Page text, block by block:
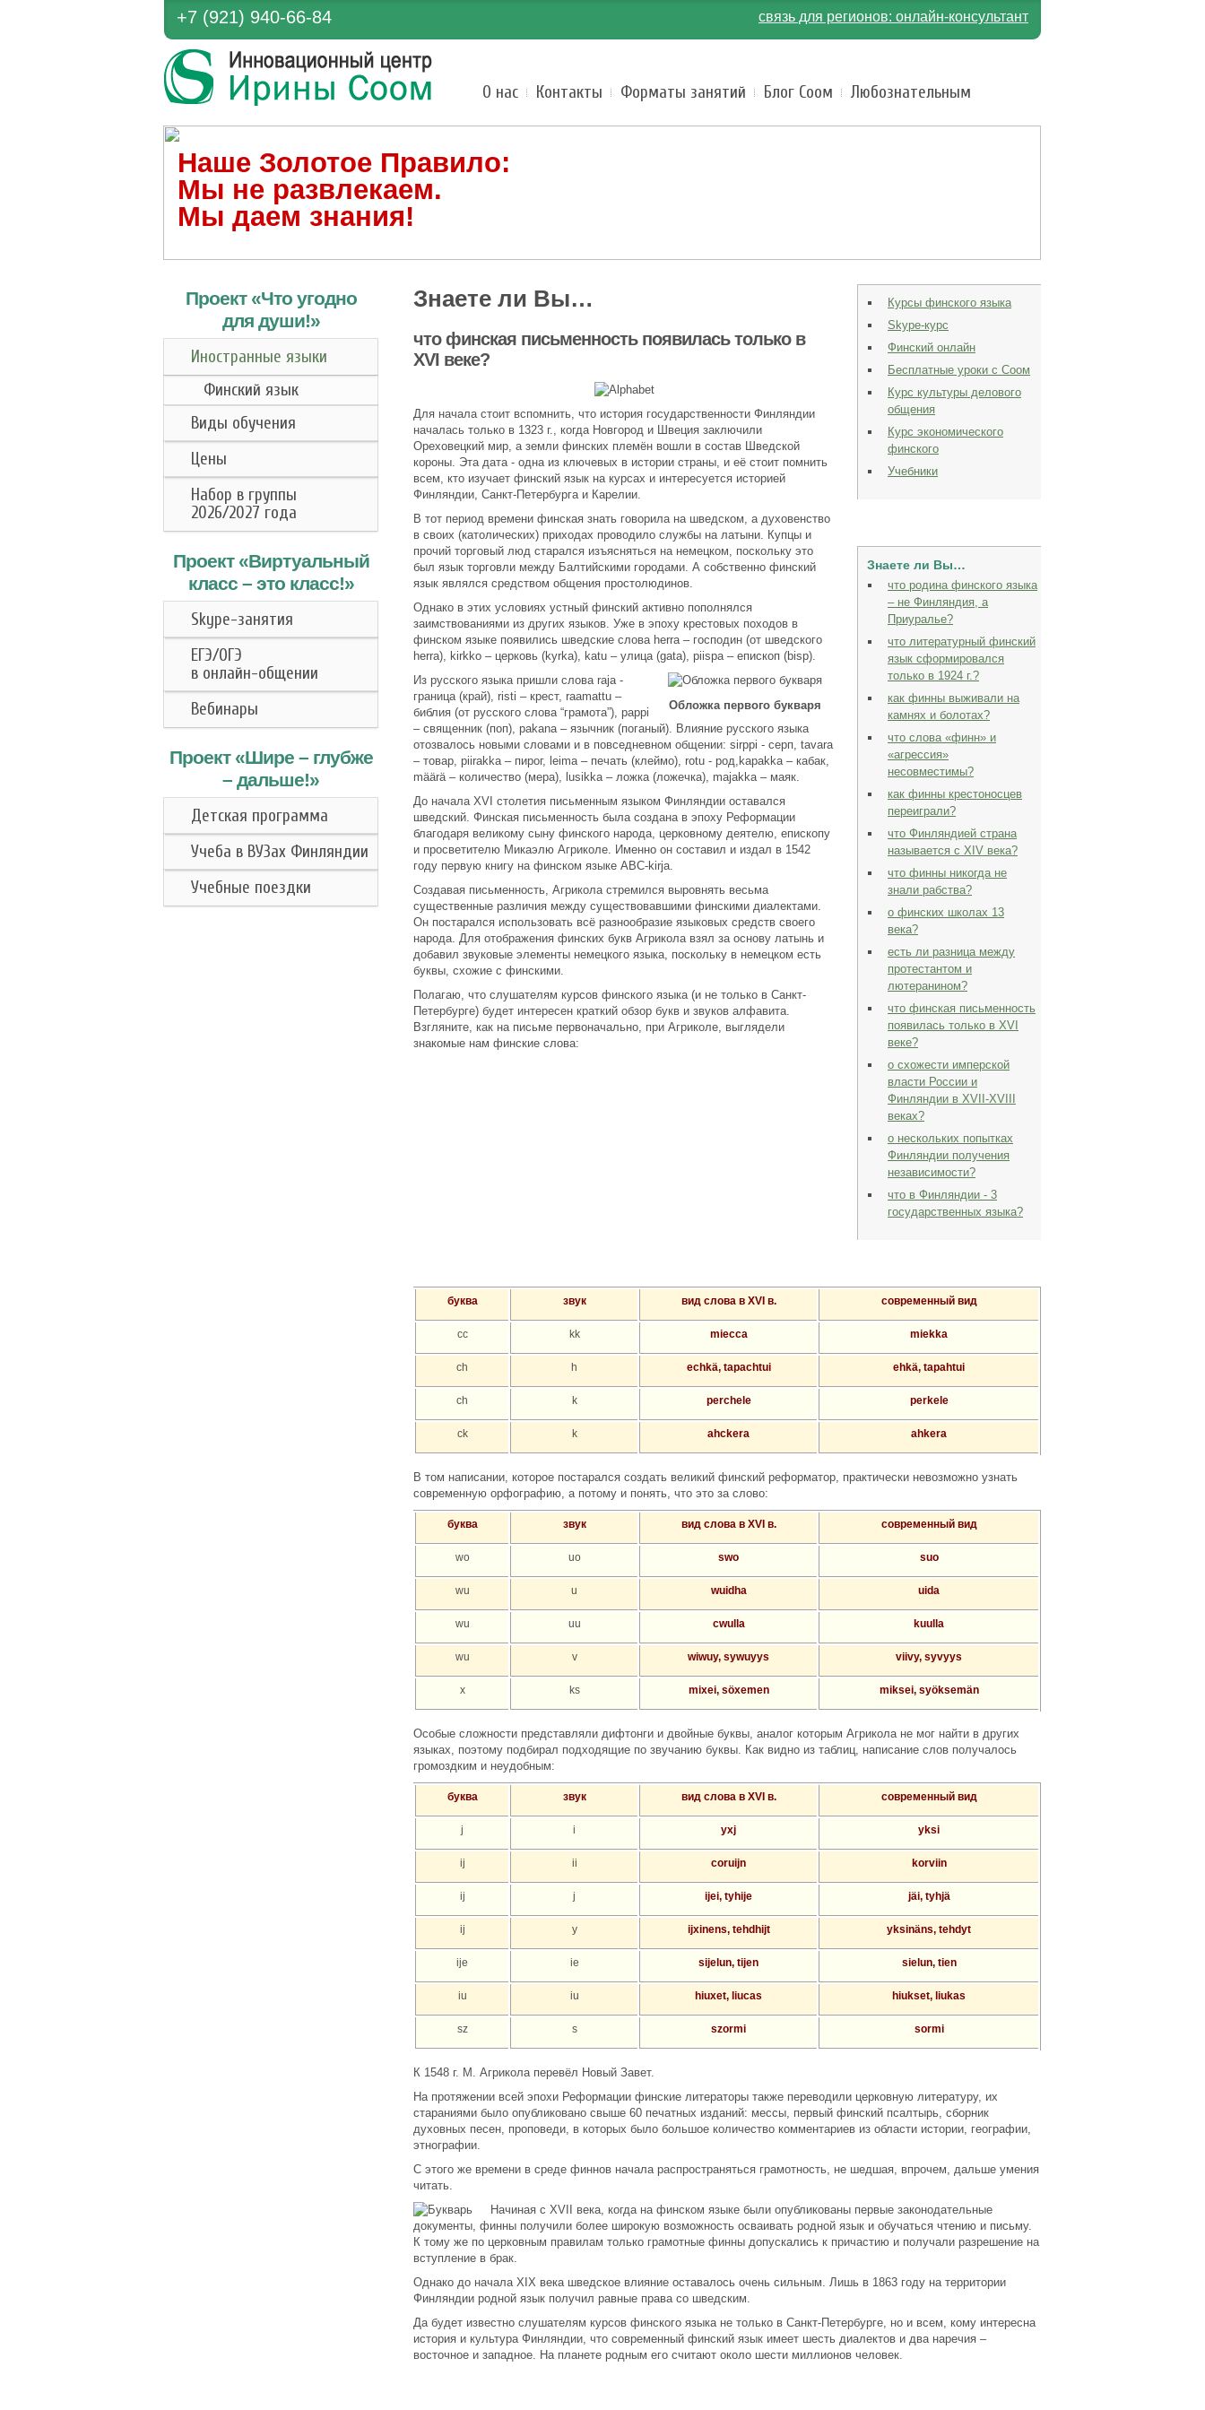
+7 (921) 940-66-84 связь для регионов: онлайн-консультант
О нас Контакты Форматы занятий Блог Соом Любознательным
Наше Золотое Правило:
Мы не развлекаем.
Мы даем знания!
Проект «Что угодно
для души!»
Иностранные языки
Финский язык
Виды обучения
Цены
Набор в группы
2026/2027 года
Проект «Виртуальный
класс – это класс!»
Skype-занятия
ЕГЭ/ОГЭ
в онлайн-общении
Вебинары
Проект «Шире – глубже
– дальше!»
Детская программа
Учеба в ВУЗах Финляндии
Учебные поездки
Курсы финского языка
Skype-курс
Финский онлайн
Бесплатные уроки с Соом
Курс культуры делового
общения
Курс экономического
финского
Учебники
Знаете ли Вы…
что родина финского языка
– не Финляндия, а
Приуралье?
что литературный финский
язык сформировался
только в 1924 г.?
как финны выживали на
камнях и болотах?
что слова «финн» и
«агрессия»
несовместимы?
как финны крестоносцев
переиграли?
что Финляндией страна
называется с XIV века?
что финны никогда не
знали рабства?
о финских школах 13
века?
есть ли разница между
протестантом и
лютеранином?
что финская письменность
появилась только в XVI
веке?
о схожести имперской
власти России и
Финляндии в XVII-XVIII
веках?
о нескольких попытках
Финляндии получения
независимости?
что в Финляндии - 3
государственных языка?
Знаете ли Вы…
что финская письменность появилась только в
XVI веке?
Для начала стоит вспомнить, что история государственности Финляндии
началась только в 1323 г., когда Новгород и Швеция заключили
Ореховецкий мир, а земли финских племён вошли в состав Шведской
короны. Эта дата - одна из ключевых в истории страны, и её стоит помнить
всем, кто изучает финский язык на курсах и интересуется историей
Финляндии, Санкт-Петербурга и Карелии.
В тот период времени финская знать говорила на шведском, а духовенство
в своих (католических) приходах проводило службы на латыни. Купцы и
прочий торговый люд старался изъясняться на немецком, поскольку это
был язык торговли между Балтийскими городами. А собственно финский
язык являлся средством общения простолюдинов.
Однако в этих условиях устный финский активно пополнялся
заимствованиями из других языков. Уже в эпоху крестовых походов в
финском языке появились шведские слова herra – господин (от шведского
herra), kirkko – церковь (kyrka), katu – улица (gata), piispa – епископ (bisp).
Обложка первого букваря
Из русского языка пришли слова raja -
граница (край), risti – крест, raamattu –
библия (от русского слова “грамота”), pappi
– священник (поп), pakana – язычник (поганый). Влияние русского языка
отозвалось новыми словами и в повседневном общении: sirppi - серп, tavara
– товар, piirakka – пирог, leima – печать (клеймо), rotu - род,kapakka – кабак,
määrä – количество (мера), lusikka – ложка (ложечка), majakka – маяк.
До начала XVI столетия письменным языком Финляндии оставался
шведский. Финская письменность была создана в эпоху Реформации
благодаря великому сыну финского народа, церковному деятелю, епископу
и просветителю Микаэлю Агриколе. Именно он составил и издал в 1542
году первую книгу на финском языке ABC-kirja.
Создавая письменность, Агрикола стремился выровнять весьма
существенные различия между существовавшими финскими диалектами.
Он постарался использовать всё разнообразие языковых средств своего
народа. Для отображения финских букв Агрикола взял за основу латынь и
добавил звуковые элементы немецкого языка, поскольку в немецком есть
буквы, схожие с финскими.
Полагаю, что слушателям курсов финского языка (и не только в Санкт-
Петербурге) будет интересен краткий обзор букв и звуков алфавита.
Взгляните, как на письме первоначально, при Агриколе, выглядели
знакомые нам финские слова:
буква звук вид слова в XVI в. современный вид
cc kk miecca miekka
ch h echkä, tapachtui ehkä, tapahtui
ch k perchele perkele
ck k ahckera ahkera
В том написании, которое постарался создать великий финский реформатор, практически невозможно узнать
современную орфографию, а потому и понять, что это за слово:
буква звук вид слова в XVI в. современный вид
wo uo swo suo
wu u wuidha uida
wu uu cwulla kuulla
wu v wiwuy, sywuyys viivy, syvyys
x ks mixei, söxemen miksei, syöksemän
Особые сложности представляли дифтонги и двойные буквы, аналог которым Агрикола не мог найти в других
языках, поэтому подбирал подходящие по звучанию буквы. Как видно из таблиц, написание слов получалось
громоздким и неудобным:
буква звук вид слова в XVI в. современный вид
j i yxj yksi
ij ii coruijn korviin
ij j ijei, tyhije jäi, tyhjä
ij y ijxinens, tehdhijt yksinäns, tehdyt
ije ie sijelun, tijen sielun, tien
iu iu hiuxet, liucas hiukset, liukas
sz s szormi sormi
К 1548 г. М. Агрикола перевёл Новый Завет.
На протяжении всей эпохи Реформации финские литераторы также переводили церковную литературу, их
стараниями было опубликовано свыше 60 печатных изданий: мессы, первый финский псалтырь, сборник
духовных песен, проповеди, в которых было большое количество комментариев из области истории, географии,
этнографии.
С этого же времени в среде финнов начала распространяться грамотность, не шедшая, впрочем, дальше умения
читать.
Начиная с XVII века, когда на финском языке были опубликованы первые законодательные
документы, финны получили более широкую возможность осваивать родной язык и обучаться чтению и письму.
К тому же по церковным правилам только грамотные финны допускались к причастию и получали разрешение на
вступление в брак.
Однако до начала XIX века шведское влияние оставалось очень сильным. Лишь в 1863 году на территории
Финляндии родной язык получил равные права со шведским.
Да будет известно слушателям курсов финского языка не только в Санкт-Петербурге, но и всем, кому интересна
история и культура Финляндии, что современный финский язык имеет шесть диалектов и два наречия –
восточное и западное. На планете родным его считают около шести миллионов человек.